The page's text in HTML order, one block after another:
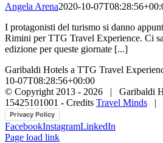
Angela Arena2020-10-
I protagonisti del turismo si danno
Rimini per TTG Travel Experience. Ci
edizione per queste giornate [...]
Garibaldi Hotels a TTG Travel
10-07T08:28:56+00:00
© Copyright 2013 - 2026 | Garibaldi
15425101001 - Credits Travel Minds |
Privacy Policy
FacebookInstagramLinkedIn
Page load link